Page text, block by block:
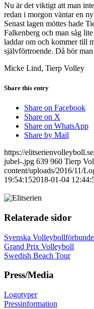
Nu är det viktigt att man
redan i morgon väntar en
Senast lagen möttes hade
Falkenberg och man såg
laddar om och kommer till
självförtroende. Då bör
Micke Lind, Tierp Volley
Share this entry
Share on Facebook
Share on X
Share on WhatsApp
Share by Mail
https://
jubel-.jpg 639 960 Tierp
content/uploads/2016/11/
19:54:152018-01-04
Relaterade sidor
Svenska
Grand Prix Volleyboll
Swedish Beach Tour
Press/Media
Logotyper
Pressinformation